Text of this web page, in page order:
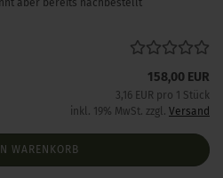
aber bereits nachbestellt
158,00 EUR
3,16 EUR pro 1 Stück
inkl. 19% MwSt. zzgl. Versand
WARENKORB